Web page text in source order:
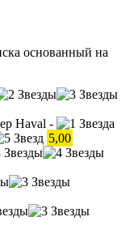
основанный на
Haval -
5,00